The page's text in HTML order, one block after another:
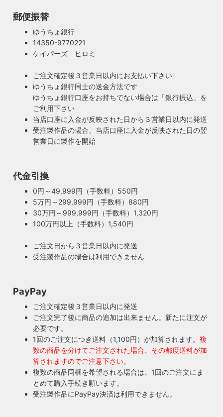
郵便振替
ゆうちょ銀行
14350-9770221
ケイパーズ ヒロミ
ご注文確定後３営業日以内にお支払い下さい
ゆうちょ銀行同士の送金方法です
ゆうちょ銀行口座をお持ちでない場合は「銀行振込」を
ご利用下さい
当店口座に入金が反映された日から３営業日以内に発送
受注製作品の場合、当店口座に入金が反映された日の翌
営業日に製作を開始
代金引換
0円～49,999円（手数料）550円
5万円～299,999円（手数料）880円
30万円～999,999円（手数料）1,320円
100万円以上（手数料）1,540円
ご注文日から３営業日以内に発送
受注製作品の場合は利用できません
PayPay
ご注文確定後３営業日以内に発送
ご注文完了後に商品の追加は出来ません。新たに注文が
必要です。
1回のご注文につき送料（1,100円）が加算されます。 複
数の商品を分けてご注文された場合、その都度送料が加
算されますのでご注意下さい。
複数の商品同梱を希望される場合は、1回のご注文にま
とめて購入手続き願います。
受注製作品にPayPay決済は利用できません。